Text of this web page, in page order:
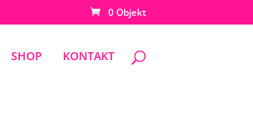
0 Objekt
SHOP KONTAKT